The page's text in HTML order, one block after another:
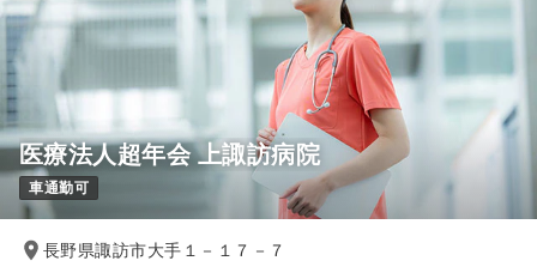
医療法人超年会 上諏訪病院
車通勤可
長野県諏訪市大手１－１７－７